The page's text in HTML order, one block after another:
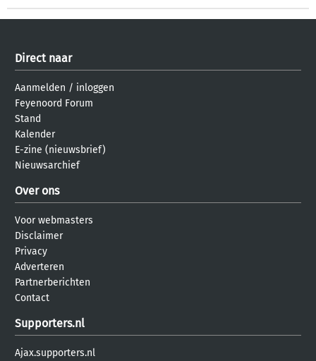
Direct naar
Aanmelden / inloggen
Feyenoord Forum
Stand
Kalender
E-zine (nieuwsbrief)
Nieuwsarchief
Over ons
Voor webmasters
Disclaimer
Privacy
Adverteren
Partnerberichten
Contact
Supporters.nl
Ajax.supporters.nl